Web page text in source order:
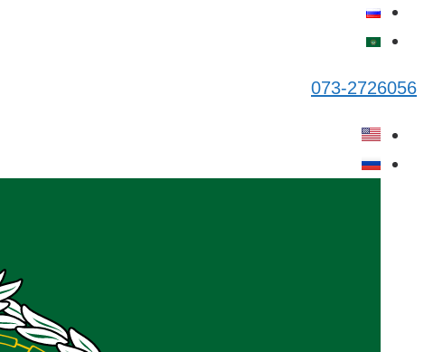
073-2726056